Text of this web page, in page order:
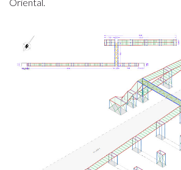
Oriental.